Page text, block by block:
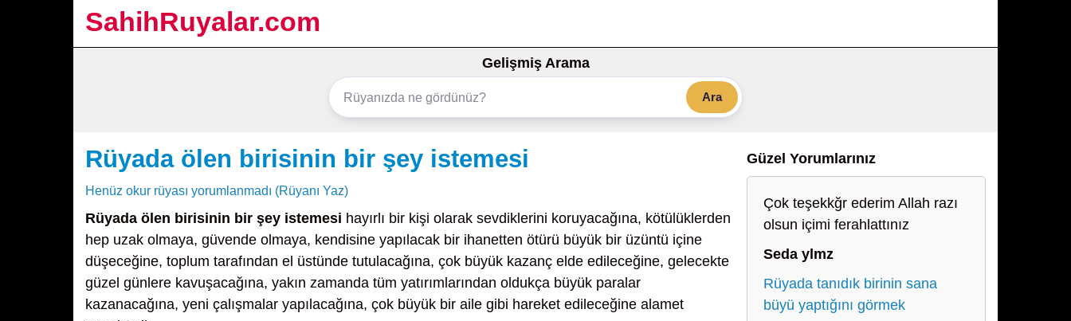
SahihRuyalar.com
Gelişmiş Arama
Ara
Rüyada ölen birisinin bir şey istemesi
Henüz okur rüyası yorumlanmadı (Rüyanı Yaz)
Rüyada ölen birisinin bir şey istemesi hayırlı bir kişi olarak sevdiklerini koruyacağına, kötülüklerden
hep uzak olmaya, güvende olmaya, kendisine yapılacak bir ihanetten ötürü büyük bir üzüntü içine
düşeceğine, toplum tarafından el üstünde tutulacağına, çok büyük kazanç elde edileceğine, gelecekte
güzel günlere kavuşacağına, yakın zamanda tüm yatırımlarından oldukça büyük paralar
kazanacağına, yeni çalışmalar yapılacağına, çok büyük bir aile gibi hareket edileceğine alamet
Güzel Yorumlarınız
Çok teşekkğr ederim Allah razı
olsun içimi ferahlattınız
Seda ylmz
Rüyada tanıdık birinin sana
büyü yaptığını görmek